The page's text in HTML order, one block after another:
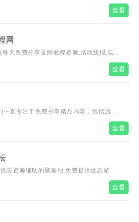
查看
网
每天免费分享全网教程资源,活动线报,实用
教程等网络优志内容,致力打造网络技术
查看
一直专注于免费分享精品内容，包括游戏
教程，每天坚持更新电脑软件活动线报，
查看
志资源辅助的聚集地,免费提供优志游戏
品软件,在这里,您可畅游游戏进行欢乐,与
查看